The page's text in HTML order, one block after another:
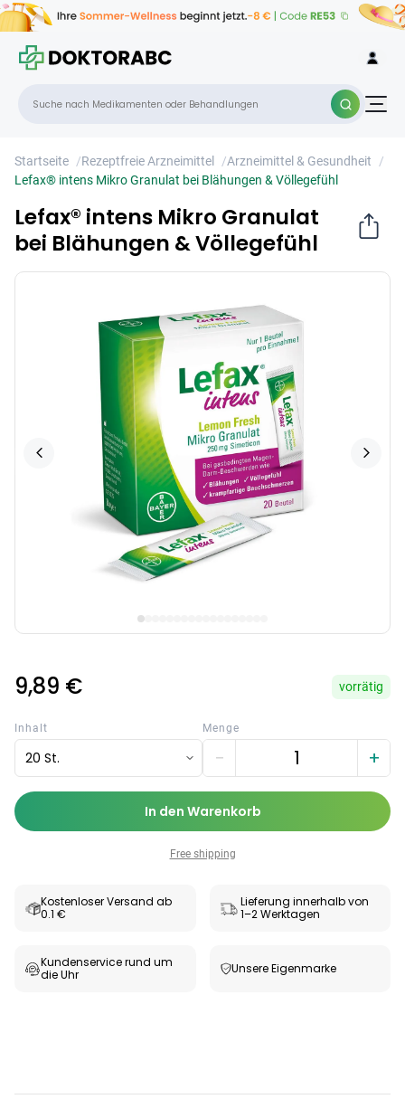
Startseite /Rezeptfreie Arzneimittel /Arzneimittel & Gesundheit
/
Lefax® intens Mikro Granulat bei Blähungen & Völlegefühl
Lefax® intens Mikro Granulat
bei Blähungen & Völlegefühl
9,89 € vorrätig
Inhalt
20 St.
Menge
− +
In den Warenkorb
Free shipping
Kostenloser Versand ab
0.1 €
Lieferung innerhalb von
1–2 Werktagen
Kundenservice rund um
die Uhr
Unsere Eigenmarke
Blähungen & Völlegefühl
×